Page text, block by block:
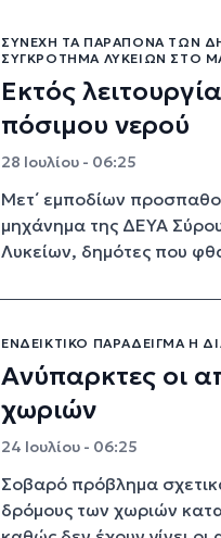
ΣΥΝΕΧΉ ΤΑ ΠΑΡΆΠΟΝΑ ΤΩΝ
ΣΥΓΚΡΌΤΗΜΑ ΛΥΚΕΊΩΝ ΣΤΟ
Εκτός
πόσιμου νερού
28 Ιουλίου - 06:25
Μετ΄ εμποδίων
μηχάνημα της ΔΕΥΑ
Λυκείων, δημότες που
ΕΝΔΕΙΚΤΙΚΌ ΠΑΡΆΔΕΙΓΜΑ Η
Ανύπαρκτες οι
χωριών
24 Ιουλίου - 06:25
Σοβαρό πρόβλημα
δρόμους των χωριών